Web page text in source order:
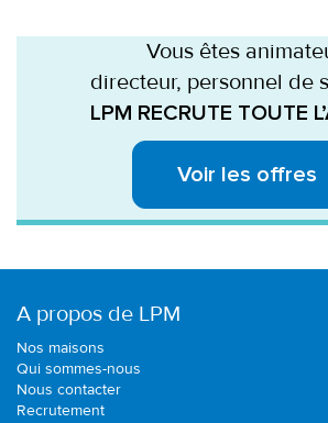
Vous êtes
directeur, personnel de
LPM RECRUTE TOUTE
Voir les offres
A propos de LPM
Nos maisons
Qui sommes-nous
Nous contacter
Recrutement